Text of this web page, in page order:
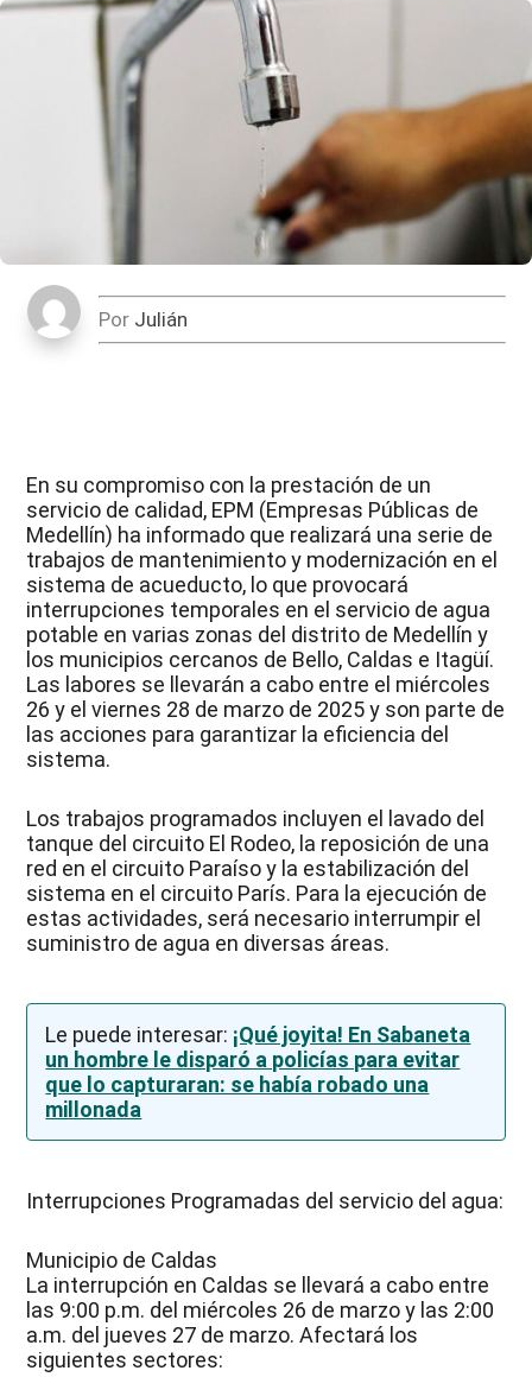
Por Julián
En su compromiso con la prestación de un
servicio de calidad, EPM (Empresas Públicas de
Medellín) ha informado que realizará una serie de
trabajos de mantenimiento y modernización en el
sistema de acueducto, lo que provocará
interrupciones temporales en el servicio de agua
potable en varias zonas del distrito de Medellín y
los municipios cercanos de Bello, Caldas e Itagüí.
Las labores se llevarán a cabo entre el miércoles
26 y el viernes 28 de marzo de 2025 y son parte de
las acciones para garantizar la eficiencia del
sistema.
Los trabajos programados incluyen el lavado del
tanque del circuito El Rodeo, la reposición de una
red en el circuito Paraíso y la estabilización del
sistema en el circuito París. Para la ejecución de
estas actividades, será necesario interrumpir el
suministro de agua en diversas áreas.
Le puede interesar: ¡Qué joyita! En Sabaneta
un hombre le disparó a policías para evitar
que lo capturaran: se había robado una
millonada
Interrupciones Programadas del servicio del agua:
Municipio de Caldas
La interrupción en Caldas se llevará a cabo entre
las 9:00 p.m. del miércoles 26 de marzo y las 2:00
a.m. del jueves 27 de marzo. Afectará los
siguientes sectores: